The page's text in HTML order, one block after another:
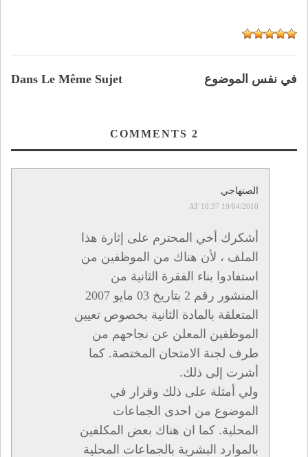
Dans Le Même Sujet في نفس الموضوع
2
الصنهاجي
19/04/2010 AT 18:37
أشكرك أخي المحترم على إثارة هذا
الملف ، لأن هناك من الموظفين من
استفادوا بناء الفقرة الثانية من
المنشور رقم 2 بتاريخ 03 مايو 2007
المتعلقة بالمادة الثانية بخصوص تعيين
الموظفين المعلن عن نجاحهم من
طرف لجنة الامتحان المختصة. كما
أشرت إلى ذلك.
ولي أمثلة على ذلك وقرار في
الموضوع من احدى الجماعات
المحلية. كما ان هناك بعض المكلفين
بالموارد البشرية بالجماعات المحلية